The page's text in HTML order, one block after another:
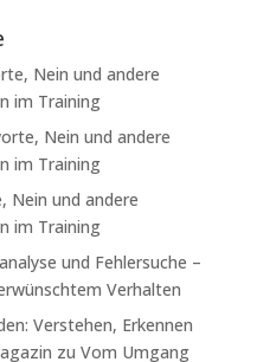
Nein und andere
im Training
Nein und andere
im Training
Nein und andere
im Training
und Fehlersuche –
Verhalten
Verstehen, Erkennen
zu Vom Umgang